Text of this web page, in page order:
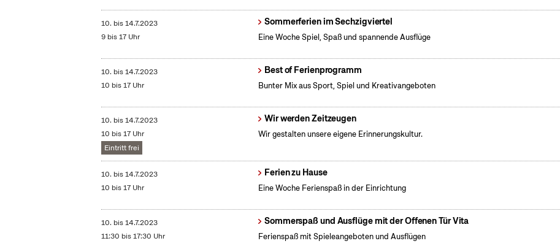
10. bis14.7.2023
9 bis 17 Uhr
Sommerferien im Sechzigviertel
Eine Woche Spiel, Spaß und spannende Ausflüge
10. bis14.7.2023
10 bis 17 Uhr
Best of Ferienprogramm
Bunter Mix aus Sport, Spiel und Kreativangeboten
10. bis14.7.2023
10 bis 17 Uhr
Eintritt frei
Wir werden Zeitzeugen
Wir gestalten unsere eigene Erinnerungskultur.
10. bis14.7.2023
10 bis 17 Uhr
Ferien zu Hause
Eine Woche Ferienspaß in der Einrichtung
10. bis14.7.2023
11:30 bis 17:30 Uhr
Sommerspaß und Ausflüge mit der Offenen Tür Vita
Ferienspaß mit Spieleangeboten und Ausflügen